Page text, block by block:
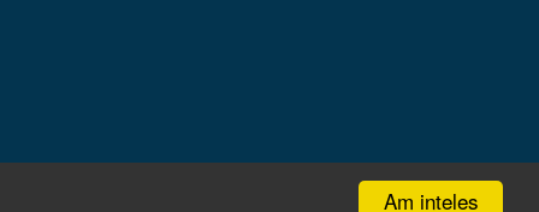
Am inteles